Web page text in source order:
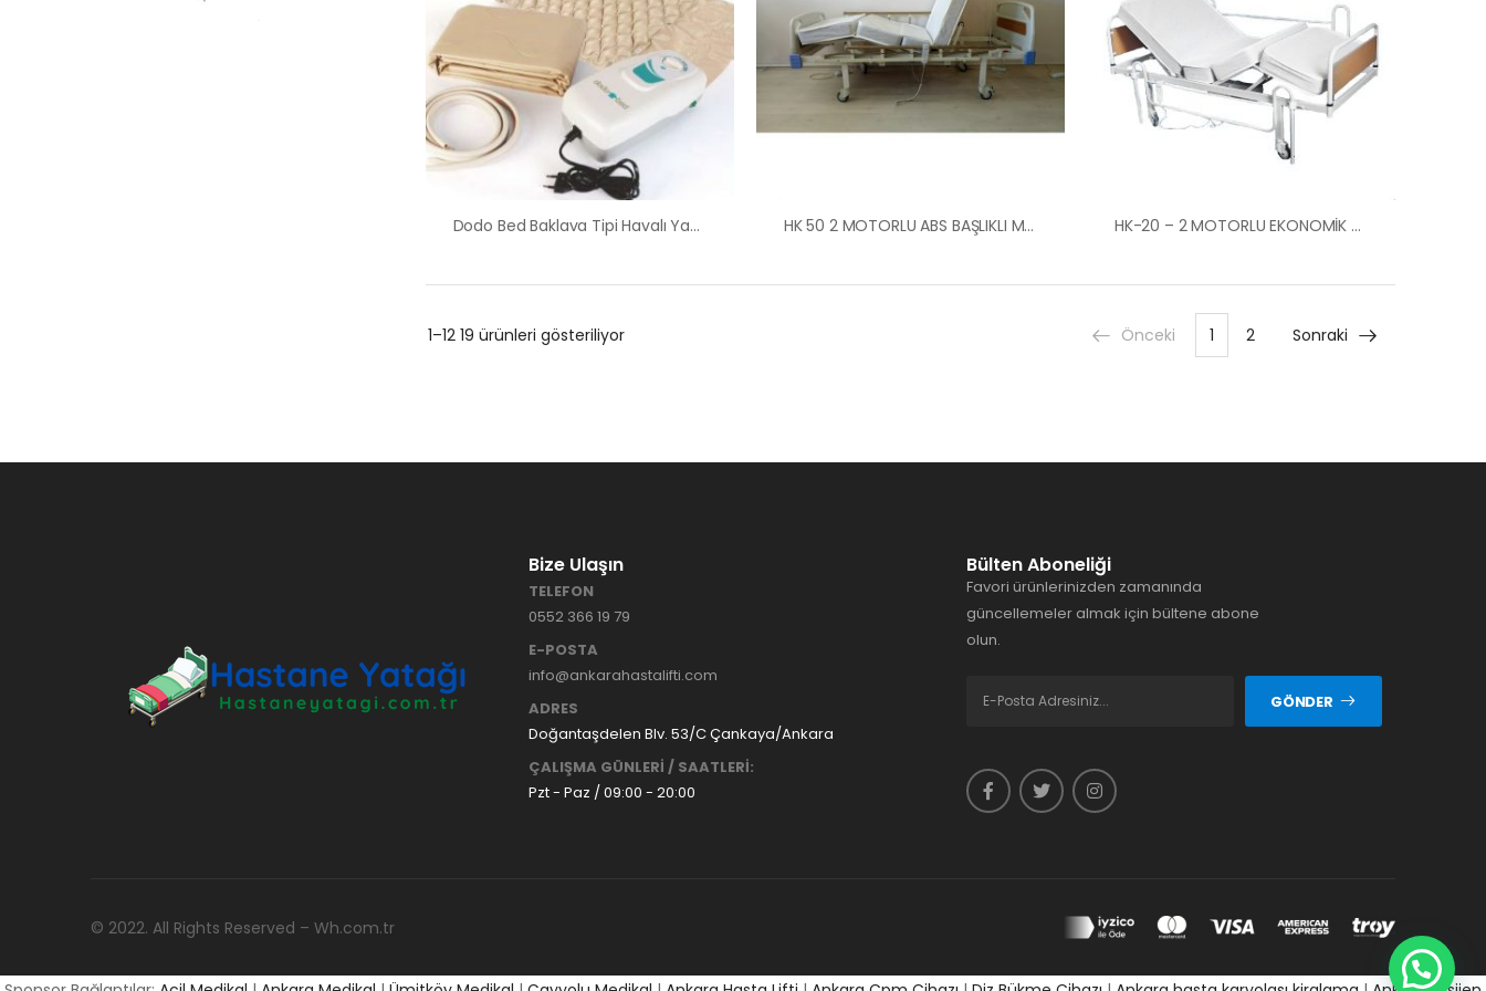
Dodo Bed Baklava Tipi Havalı Yatak Ankara Hasta Yatağı HK 50 2 MOTORLU ABS BAŞLIKLI MERDİVEN KORKULUKLU HASTA KARYOLASI Ankara Kiralık Hasta Karyolası Hasta Yatağı Ankara HK-20 – 2 MOTORLU EKONOMİK HASTA KARYOLASI ANKARA
1–12 19 ürünleri gösteriliyor Önceki 1 2 Sonraki
Bize Ulaşın
TELEFON
0552 366 19 79
E-POSTA
info@ankarahastalifti.com
ADRES
Doğantaşdelen Blv. 53/C Çankaya/Ankara
ÇALIŞMA GÜNLERİ / SAATLERİ:
Pzt - Paz / 09:00 - 20:00
Bülten Aboneliği
Favori ürünlerinizden zamanında
güncellemeler almak için bültene abone
olun.
GÖNDER
© 2022. All Rights Reserved – Wh.com.tr